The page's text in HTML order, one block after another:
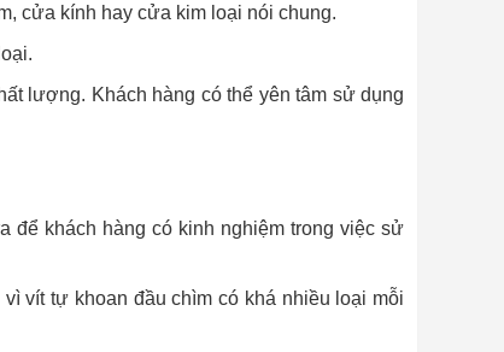
cửa kính hay cửa kim loại nói chung.
lượng. Khách hàng có thể yên tâm sử dụng
để khách hàng có kinh nghiệm trong việc sử
vít tự khoan đầu chìm có khá nhiều loại mỗi